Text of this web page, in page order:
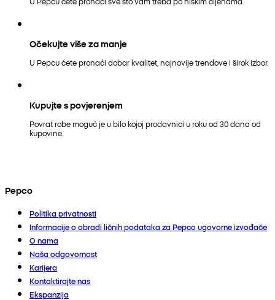
Očekujte više za manje
U Pepcu ćete pronaći dobar kvalitet, najnovije trendove i širok izbor.
Kupujte s povjerenjem
Povrat robe moguć je u bilo kojoj prodavnici u roku od 30 dana od
kupovine.
Pepco
Politika privatnosti
Informacije o obradi ličnih podataka za Pepco ugovorne izvođače
O nama
Naša odgovornost
Karijera
Kontaktirajte nas
Ekspanzija